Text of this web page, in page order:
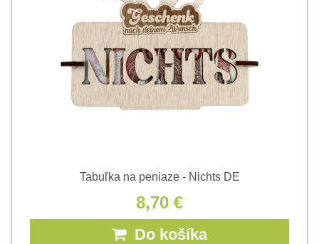
Tabuľka na peniaze - Nichts DE
8,70 €
Do košíka